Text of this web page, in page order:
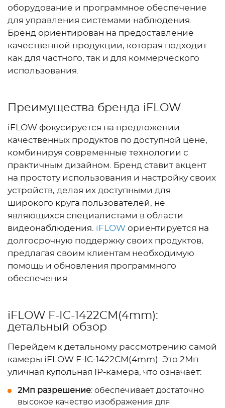
оборудование и программное обеспечение
для управления системами наблюдения.
Бренд ориентирован на предоставление
качественной продукции, которая подходит
как для частного, так и для коммерческого
использования.
Преимущества бренда iFLOW
iFLOW фокусируется на предложении
качественных продуктов по доступной цене,
комбинируя современные технологии с
практичным дизайном. Бренд ставит акцент
на простоту использования и настройку своих
устройств, делая их доступными для
широкого круга пользователей, не
являющихся специалистами в области
видеонаблюдения. iFLOW ориентируется на
долгосрочную поддержку своих продуктов,
предлагая своим клиентам необходимую
помощь и обновления программного
обеспечения.
iFLOW F-IC-1422CM(4mm):
детальный обзор
Перейдем к детальному рассмотрению самой
камеры iFLOW F-IC-1422CM(4mm). Это 2Мп
уличная купольная IP-камера, что означает:
2Мп разрешение: обеспечивает достаточно
высокое качество изображения для